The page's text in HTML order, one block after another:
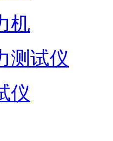
机
测试仪
仪